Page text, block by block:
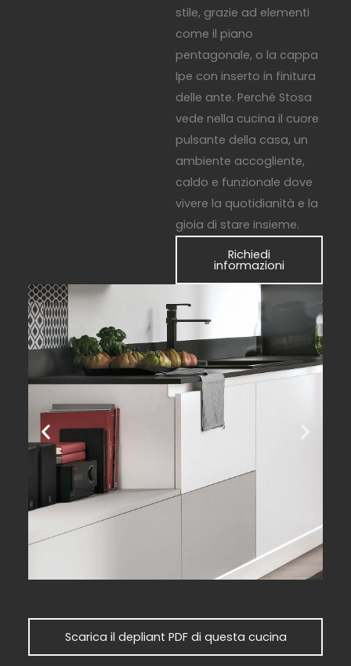
stile, grazie ad elementi
come il piano
pentagonale, o la cappa
Ipe con inserto in finitura
delle ante. Perché Stosa
vede nella cucina il cuore
pulsante della casa, un
ambiente accogliente,
caldo e funzionale dove
vivere la quotidianità e la
gioia di stare insieme.
Richiedi
informazioni
Scarica il depliant PDF di questa cucina